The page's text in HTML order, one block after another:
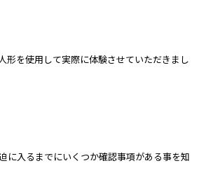
形を使用して実際に体験させていただきまし
に入るまでにいくつか確認事項がある事を知